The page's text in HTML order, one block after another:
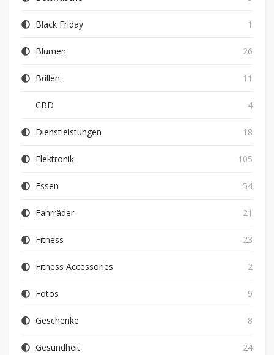
Black Friday 1
Blumen 26
Brillen 11
CBD 4
Dienstleistungen 18
Elektronik 105
Essen 54
Fahrräder 21
Fitness 23
Fitness Accessories 2
Fotos 9
Geschenke 8
Gesundheit 24